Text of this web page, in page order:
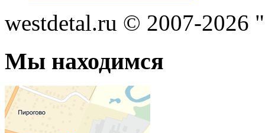
westdetal.ru © 2007-2026
Мы находимся